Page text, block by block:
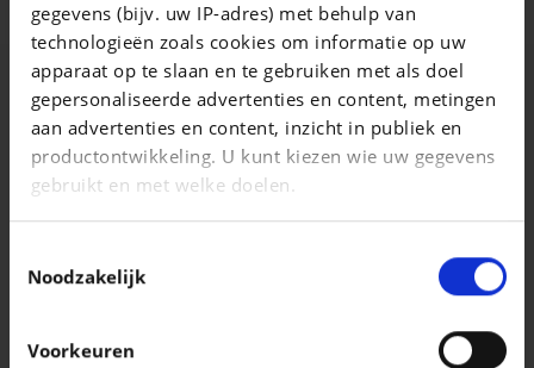
gegevens (bijv. uw IP-adres) met behulp van
technologieën zoals cookies om informatie op uw
apparaat op te slaan en te gebruiken met als doel
gepersonaliseerde advertenties en content, metingen
aan advertenties en content, inzicht in publiek en
productontwikkeling. U kunt kiezen wie uw gegevens
gebruikt en met welke doelen.
Informatie verzamelen over uw geografische
locatie, die tot een paar meter nauwkeurig kan zijn
Uw apparaat identificeren door het actief te
scannen op specifieke eigenschappen
Noodzakelijk
Voorkeuren
Vergelijkbare voertuigen
PEUGEOT 3008 PEUGEOT 3008